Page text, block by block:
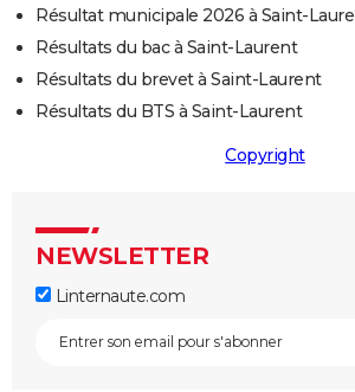
Résultat municipale 2026 à Saint-
Résultats du bac à Saint-Laurent
Résultats du brevet à Saint-Laurent
Résultats du BTS à Saint-Laurent
Copyright
NEWSLETTER
Linternaute.com